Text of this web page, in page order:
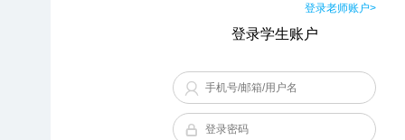
登录老师账户>
登录学生账户